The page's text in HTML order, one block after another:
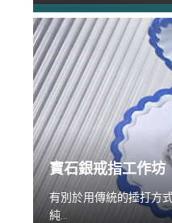
寶石銀戒指工作坊
有別於用傳統的捶打方
純...